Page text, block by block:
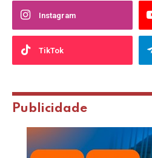
Instagram
TikTok
Publicidade